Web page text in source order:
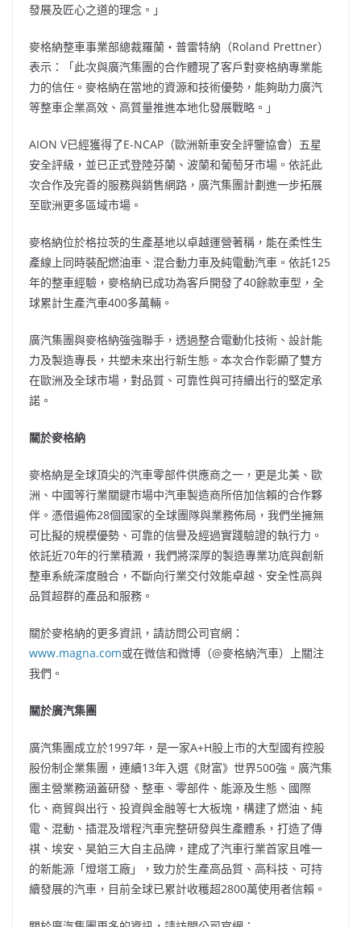
發展及匠心之道的理念。」
麥格納整車事業部總裁羅蘭・普雷特納（Roland Prettner）
表示：「此次與廣汽集團的合作體現了客戶對麥格納專業能
力的信任。麥格納在當地的資源和技術優勢，能夠助力廣汽
等整車企業高效、高質量推進本地化發展戰略。」
AION V已經獲得了E-NCAP（歐洲新車安全評鑒協會）五星
安全評級，並已正式登陸芬蘭、波蘭和葡萄牙市場。依託此
次合作及完善的服務與銷售網路，廣汽集團計劃進一步拓展
至歐洲更多區域市場。
麥格納位於格拉茨的生產基地以卓越運營著稱，能在柔性生
產線上同時裝配燃油車、混合動力車及純電動汽車。依託125
年的整車經驗，麥格納已成功為客戶開發了40餘款車型，全
球累計生產汽車400多萬輛。
廣汽集團與麥格納強強聯手，透過整合電動化技術、設計能
力及製造專長，共塑未來出行新生態。本次合作彰顯了雙方
在歐洲及全球市場，對品質、可靠性與可持續出行的堅定承
諾。
關於麥格納
麥格納是全球頂尖的汽車零部件供應商之一，更是北美、歐
洲、中國等行業關鍵市場中汽車製造商所倍加信賴的合作夥
伴。憑借遍佈28個國家的全球團隊與業務佈局，我們坐擁無
可比擬的規模優勢、可靠的信譽及經過實踐驗證的執行力。
依託近70年的行業積澱，我們將深厚的製造專業功底與創新
整車系統深度融合，不斷向行業交付效能卓越、安全性高與
品質超群的產品和服務。
關於麥格納的更多資訊 ，請訪問公司官網：
www.magna.com或在微信和微博（@麥格納汽車）上關注
我們。
關於廣汽集團
廣汽集團成立於1997年，是一家A+H股上市的大型國有控股
股份制企業集團，連續13年入選《財富》世界500強。廣汽集
團主營業務涵蓋研發、整車、零部件、能源及生態、國際
化、商貿與出行、投資與金融等七大板塊，構建了燃油、純
電、混動、插混及增程汽車完整研發與生產體系，打造了傳
祺、埃安、昊鉑三大自主品牌，建成了汽車行業首家且唯一
的新能源「燈塔工廠」，致力於生產高品質、高科技、可持
續發展的汽車，目前全球已累計收穫超2800萬使用者信賴。